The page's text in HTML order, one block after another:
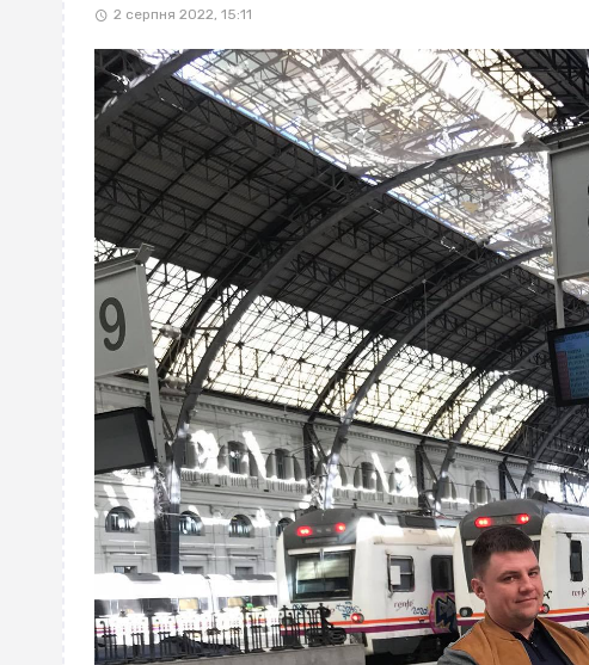
2 серпня 2022, 15:11